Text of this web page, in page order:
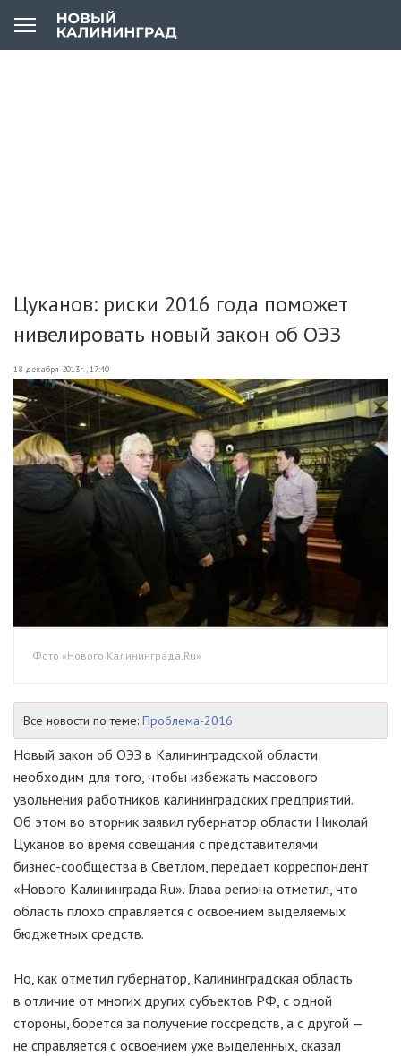
Цуканов: риски 2016 года поможет
нивелировать новый закон об ОЭЗ
18 декабря 2013г., 17:40
Фото «Нового Калининграда.Ru»
Все новости по теме: Проблема-2016
Новый закон об ОЭЗ в Калининградской области
необходим для того, чтобы избежать массового
увольнения работников калининградских предприятий.
Об этом во вторник заявил губернатор области Николай
Цуканов во время совещания с представителями
бизнес-сообщества в Светлом, передает корреспондент
«Нового Калининграда.Ru». Глава региона отметил, что
область плохо справляется с освоением выделяемых
бюджетных средств.
Но, как отметил губернатор, Калининградская область
в отличие от многих других субъектов РФ, с одной
стороны, борется за получение госсредств, а с другой —
не справляется с освоением уже выделенных, сказал